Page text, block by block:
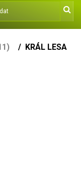
KRÁL LESA